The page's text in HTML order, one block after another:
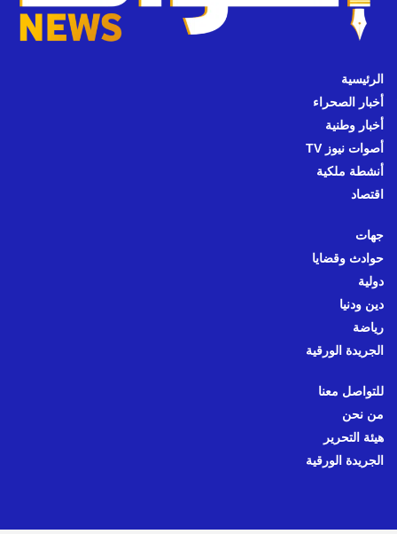
الرئيسية
أخبار الصحراء
أخبار وطنية
أصوات نيوز TV
أنشطة ملكية
اقتصاد
جهات
حوادث وقضايا
دولية
دين ودنيا
رياضة
الجريدة الورقية
للتواصل معنا
من نحن
هيئة التحرير
الجريدة الورقية